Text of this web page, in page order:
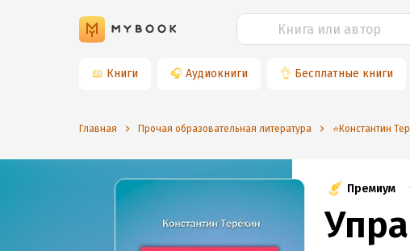
📖 Книги 🎧 Аудиокниги 👌 Бесплатные книги
Главная Прочая образовательная литература ⭐️Константин
Премиум